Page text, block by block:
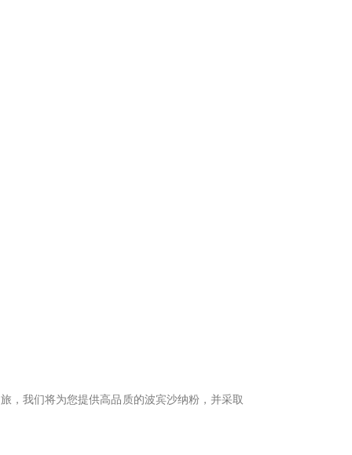
，我们将为您提供高品质的波宾沙纳粉，并采取